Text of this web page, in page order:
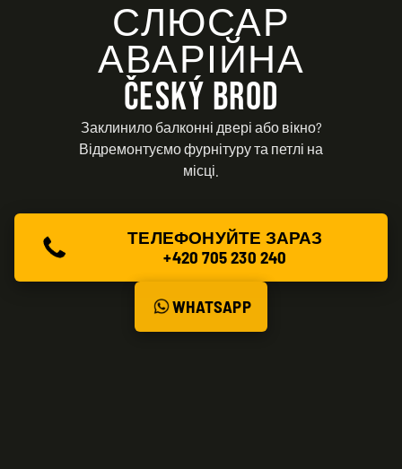
СЛЮСАР
АВАРІЙНА
ČESKÝ BROD
Заклинило балконні двері або вікно?
Відремонтуємо фурнітуру та петлі на
місці.
ТЕЛЕФОНУЙТЕ ЗАРАЗ
+420 705 230 240
WHATSAPP